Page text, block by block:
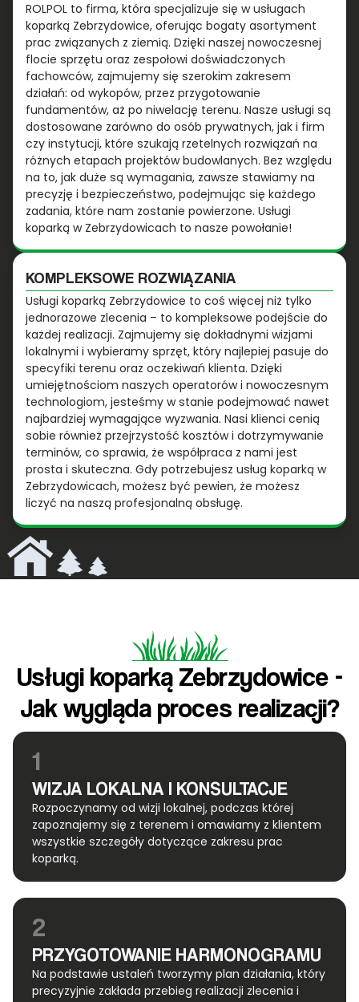
ROLPOL to firma, która specjalizuje się w usługach
koparką Zebrzydowice, oferując bogaty asortyment
prac związanych z ziemią. Dzięki naszej nowoczesnej
flocie sprzętu oraz zespołowi doświadczonych
fachowców, zajmujemy się szerokim zakresem
działań: od wykopów, przez przygotowanie
fundamentów, aż po niwelację terenu. Nasze usługi są
dostosowane zarówno do osób prywatnych, jak i firm
czy instytucji, które szukają rzetelnych rozwiązań na
różnych etapach projektów budowlanych. Bez względu
na to, jak duże są wymagania, zawsze stawiamy na
precyzję i bezpieczeństwo, podejmując się każdego
zadania, które nam zostanie powierzone. Usługi
koparką w Zebrzydowicach to nasze powołanie!
KOMPLEKSOWE ROZWIĄZANIA
Usługi koparką Zebrzydowice to coś więcej niż tylko
jednorazowe zlecenia – to kompleksowe podejście do
każdej realizacji. Zajmujemy się dokładnymi wizjami
lokalnymi i wybieramy sprzęt, który najlepiej pasuje do
specyfiki terenu oraz oczekiwań klienta. Dzięki
umiejętnościom naszych operatorów i nowoczesnym
technologiom, jesteśmy w stanie podejmować nawet
najbardziej wymagające wyzwania. Nasi klienci cenią
sobie również przejrzystość kosztów i dotrzymywanie
terminów, co sprawia, że współpraca z nami jest
prosta i skuteczna. Gdy potrzebujesz usług koparką w
Zebrzydowicach, możesz być pewien, że możesz
liczyć na naszą profesjonalną obsługę.
Usługi koparką Zebrzydowice -
Jak wygląda proces realizacji?
1
WIZJA LOKALNA I KONSULTACJE
Rozpoczynamy od wizji lokalnej, podczas której
zapoznajemy się z terenem i omawiamy z klientem
wszystkie szczegóły dotyczące zakresu prac
koparką.
2
PRZYGOTOWANIE HARMONOGRAMU
Na podstawie ustaleń tworzymy plan działania, który
precyzyjnie zakłada przebieg realizacji zlecenia i